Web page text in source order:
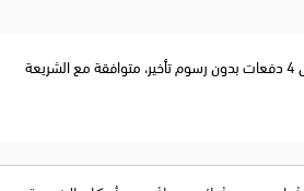
4دفعات بدون رسوم تأخير، متوافقة مع الشريعة